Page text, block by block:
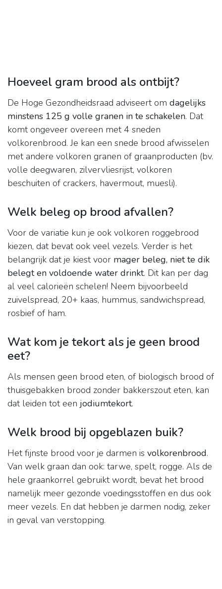
Hoeveel gram brood als ontbijt?
De Hoge Gezondheidsraad adviseert om dagelijks
minstens 125 g volle granen in te schakelen. Dat
komt ongeveer overeen met 4 sneden
volkorenbrood. Je kan een snede brood afwisselen
met andere volkoren granen of graanproducten (bv.
volle deegwaren, zilvervliesrijst, volkoren
beschuiten of crackers, havermout, muesli).
Welk beleg op brood afvallen?
Voor de variatie kun je ook volkoren roggebrood
kiezen, dat bevat ook veel vezels. Verder is het
belangrijk dat je kiest voor mager beleg, niet te dik
belegt en voldoende water drinkt. Dit kan per dag
al veel calorieën schelen! Neem bijvoorbeeld
zuivelspread, 20+ kaas, hummus, sandwichspread,
rosbief of ham.
Wat kom je tekort als je geen brood
eet?
Als mensen geen brood eten, of biologisch brood of
thuisgebakken brood zonder bakkerszout eten, kan
dat leiden tot een jodiumtekort.
Welk brood bij opgeblazen buik?
Het fijnste brood voor je darmen is volkorenbrood.
Van welk graan dan ook: tarwe, spelt, rogge. Als de
hele graankorrel gebruikt wordt, bevat het brood
namelijk meer gezonde voedingsstoffen en dus ook
meer vezels. En dat hebben je darmen nodig, zeker
in geval van verstopping.